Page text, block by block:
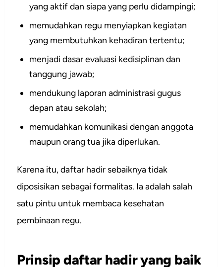
yang aktif dan siapa yang perlu didampingi;
memudahkan regu menyiapkan kegiatan
yang membutuhkan kehadiran tertentu;
menjadi dasar evaluasi kedisiplinan dan
tanggung jawab;
mendukung laporan administrasi gugus
depan atau sekolah;
memudahkan komunikasi dengan anggota
maupun orang tua jika diperlukan.
Karena itu, daftar hadir sebaiknya tidak
diposisikan sebagai formalitas. Ia adalah salah
satu pintu untuk membaca kesehatan
pembinaan regu.
Prinsip daftar hadir yang baik